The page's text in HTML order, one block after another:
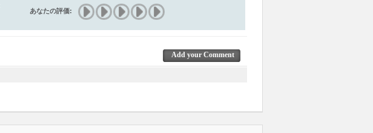
あなたの評価:
Add your Comment